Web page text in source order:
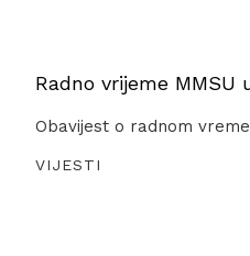
Radno vrijeme MMSU
Obavijest o radnom
VIJESTI